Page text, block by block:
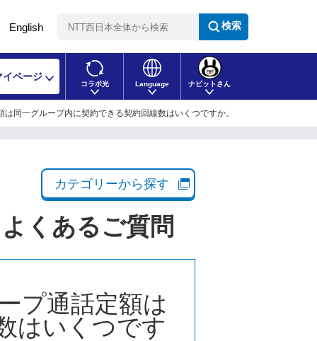
English 検索
イページ
コラボ光 Language ナビットさん
同一グループ内に契約できる契約回線数はいくつですか。
カテゴリーから探す
くあるご質問
プ通話定額は
はいくつです